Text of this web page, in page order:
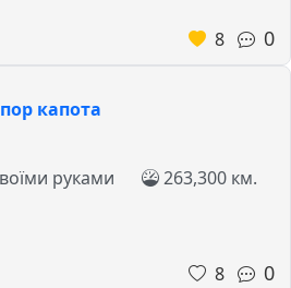
8 0
капота
руками 263,300 км.
8 0